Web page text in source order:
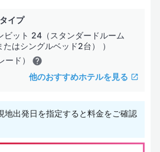
イプ
ビット 24（スタンダードルーム
たはシングルベッド2台） ）
ード）
他のおすすめホテルを見る
地出発日を指定すると料金をご確認